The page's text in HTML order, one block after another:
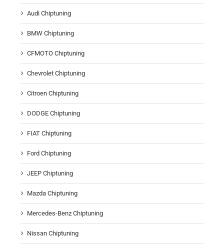
Audi Chiptuning
BMW Chiptuning
CFMOTO Chiptuning
Chevrolet Chiptuning
Citroen Chiptuning
DODGE Chiptuning
FIAT Chiptuning
Ford Chiptuning
JEEP Chiptuning
Mazda Chiptuning
Mercedes-Benz Chiptuning
Nissan Chiptuning